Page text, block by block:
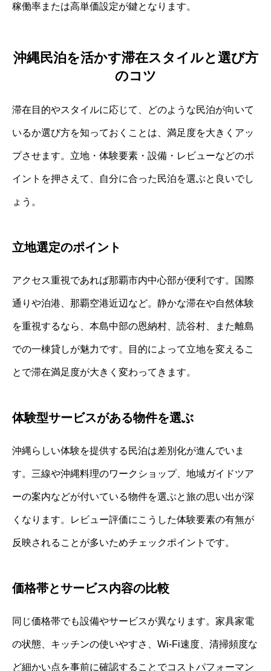
稼働率または高単価設定が鍵となります。
沖縄民泊を活かす滞在スタイルと選び方
のコツ
滞在目的やスタイルに応じて、どのような民泊が向いて
いるか選び方を知っておくことは、満足度を大きくアッ
プさせます。立地・体験要素・設備・レビューなどのポ
イントを押さえて、自分に合った民泊を選ぶと良いでし
ょう。
立地選定のポイント
アクセス重視であれば那覇市内中心部が便利です。国際
通りや泊港、那覇空港近辺など。静かな滞在や自然体験
を重視するなら、本島中部の恩納村、読谷村、また離島
での一棟貸しが魅力です。目的によって立地を変えるこ
とで滞在満足度が大きく変わってきます。
体験型サービスがある物件を選ぶ
沖縄らしい体験を提供する民泊は差別化が進んでいま
す。三線や沖縄料理のワークショップ、地域ガイドツア
ーの案内などが付いている物件を選ぶと旅の思い出が深
くなります。レビュー評価にこうした体験要素の有無が
反映されることが多いためチェックポイントです。
価格帯とサービス内容の比較
同じ価格帯でも設備やサービスが異なります。家具家電
の状態、キッチンの使いやすさ、Wi-Fi速度、清掃頻度な
ど細かい点を事前に確認することでコストパフォーマン